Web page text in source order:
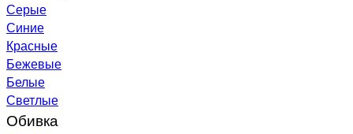
Серые
Синие
Красные
Бежевые
Белые
Светлые
Обивка